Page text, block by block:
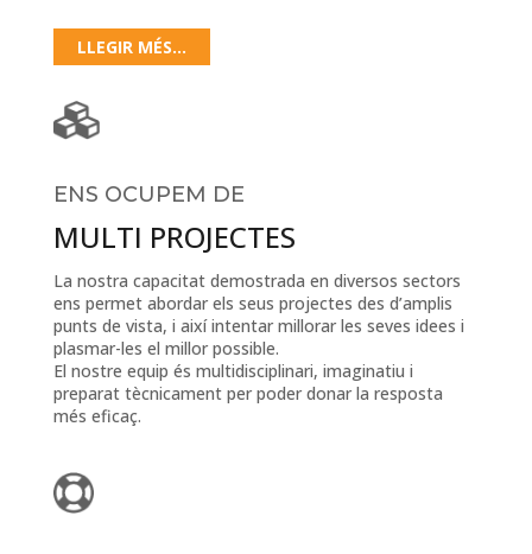
LLEGIR MÉS...
ENS OCUPEM DE
MULTI PROJECTES
La nostra capacitat demostrada en diversos sectors
ens permet abordar els seus projectes des d’amplis
punts de vista, i així intentar millorar les seves idees i
plasmar-les el millor possible.
El nostre equip és multidisciplinari, imaginatiu i
preparat tècnicament per poder donar la resposta
més eficaç.